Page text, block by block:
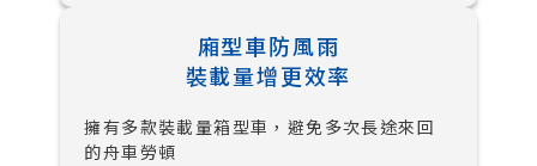
廂型車防風雨
裝載量增更效率
擁有多款裝載量箱型車，避免多次長途來回
的舟車勞頓